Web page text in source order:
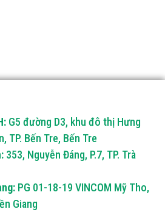
G5 đường D3, khu đô thị Hưng
TP. Bến Tre, Bến Tre
353, Nguyễn Đáng, P.7, TP. Trà
PG 01-18-19 VINCOM Mỹ Tho,
Giang